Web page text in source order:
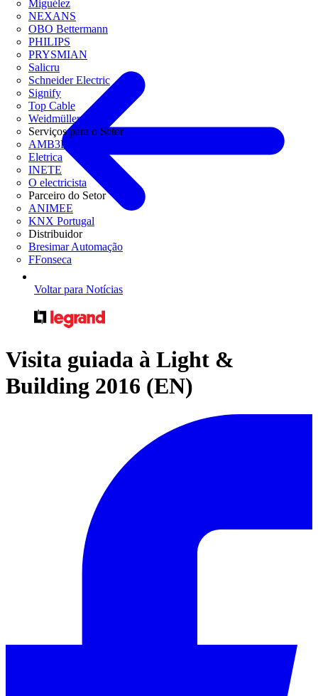
Miguélez
NEXANS
OBO Bettermann
PHILIPS
PRYSMIAN
Salicru
Schneider Electric
Signify
Top Cable
Weidmüller
Serviços para o Setor
AMB3E
Eletrica
INETE
O electricista
Parceiro do Setor
ANIMEE
KNX Portugal
Distribuidor
Bresimar Automação
FFonseca
Voltar para Notícias
Visita guiada à Light &
Building 2016 (EN)